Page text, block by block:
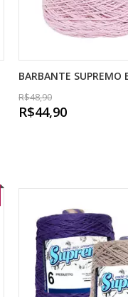
BARBANTE SUPREMO
R$48,90
R$44,90